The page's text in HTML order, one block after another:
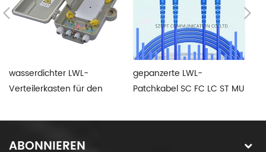
wasserdichter LWL-
Verteilerkasten für den
gepanzerte LWL-
Patchkabel SC FC LC ST MU
Singlemode Multimode
ABONNIEREN